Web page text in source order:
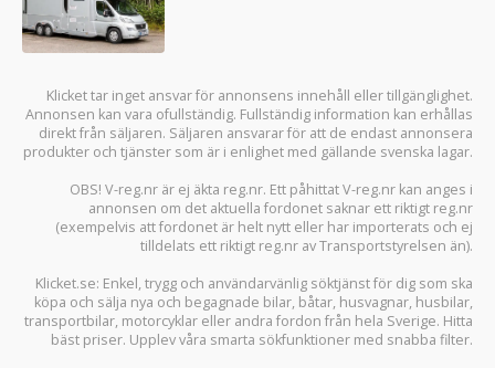
Klicket tar inget ansvar för annonsens innehåll eller tillgänglighet.
Annonsen kan vara ofullständig. Fullständig information kan erhållas
direkt från säljaren. Säljaren ansvarar för att de endast annonsera
produkter och tjänster som är i enlighet med gällande svenska lagar.
OBS! V-reg.nr är ej äkta reg.nr. Ett påhittat V-reg.nr kan anges i
annonsen om det aktuella fordonet saknar ett riktigt reg.nr
(exempelvis att fordonet är helt nytt eller har importerats och ej
tilldelats ett riktigt reg.nr av Transportstyrelsen än).
Klicket.se: Enkel, trygg och användarvänlig söktjänst för dig som ska
köpa och sälja nya och begagnade bilar, båtar, husvagnar, husbilar,
transportbilar, motorcyklar eller andra fordon från hela Sverige. Hitta
bäst priser. Upplev våra smarta sökfunktioner med snabba filter.